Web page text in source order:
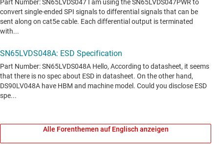
Alle Forenthemen auf Englisch anzeigen